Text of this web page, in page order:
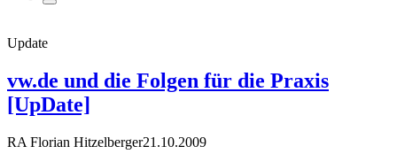
Update
vw.de und die Folgen für die Praxis
[UpDate]
RA Florian Hitzelberger21.10.2009